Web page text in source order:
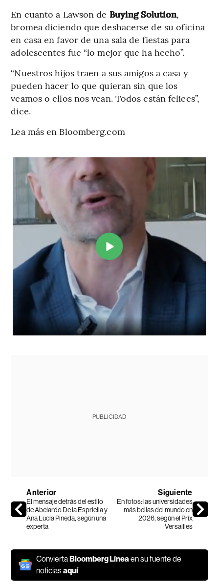
En cuanto a Lawson de Buying Solution,
bromea diciendo que deshacerse de su oficina
en casa en favor de una sala de fiestas para
adolescentes fue “lo mejor que ha hecho”.
“Nuestros hijos traen a sus amigos a casa y
pueden hacer lo que quieran sin que los
veamos o ellos nos vean. Todos están felices”,
dice.
Lea más en Bloomberg.com
PUBLICIDAD
Anterior
El mensaje detrás del estilo
de Abelardo De la Espriella y
Ana Lucía Pineda, según una
experta
Siguiente
En fotos: las universidades
más bellas del mundo en
2026, según el Prix
Versailles
ConviertaBloomberg Línea en su fuente de
noticiasaquí